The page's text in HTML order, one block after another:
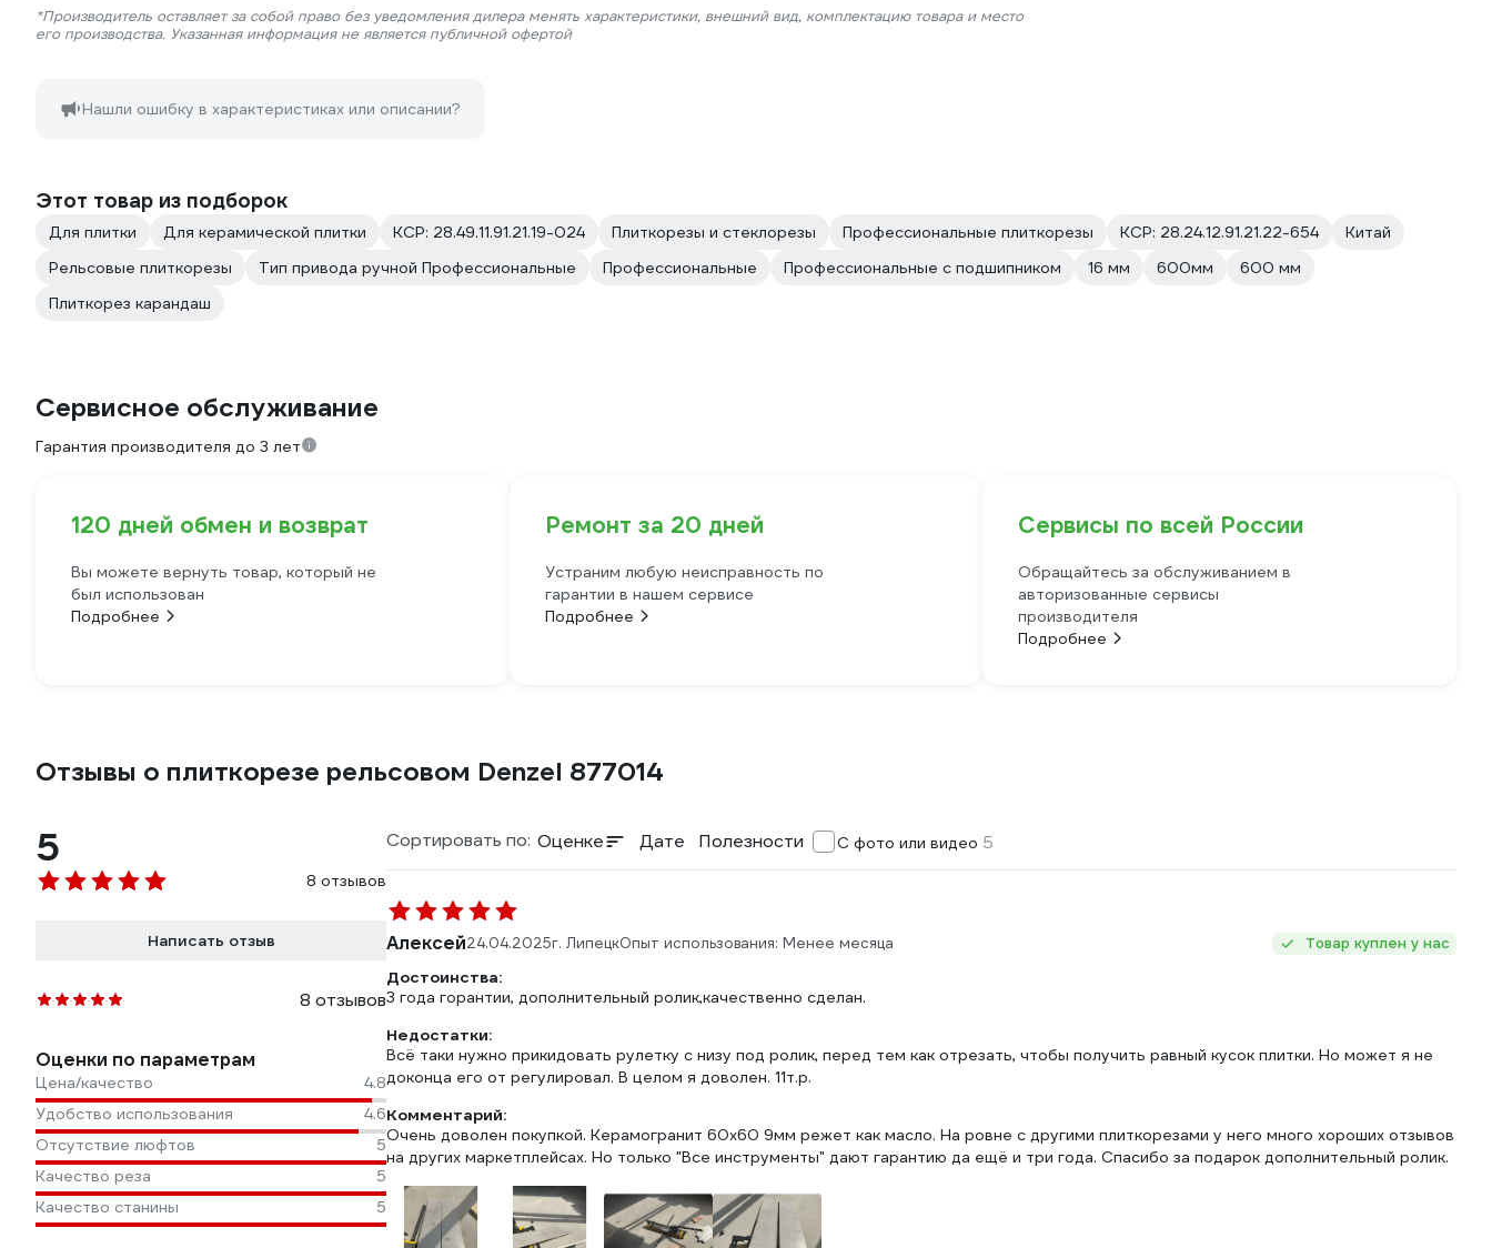
*Производитель оставляет за собой право без уведомления дилера менять характеристики, внешний вид, комплектацию товара и место
его производства. Указанная информация не является публичной офертой
Нашли ошибку в характеристиках или описании?
Этот товар из подборок
Для плитки Для керамической плитки КСР: 28.49.11.91.21.19-024 Плиткорезы и стеклорезы Профессиональные плиткорезы КСР: 28.24.12.91.21.22-654
Китай
Рельсовые плиткорезы
Тип привода ручной Профессиональные Профессиональные Профессиональные с подшипником 16 мм 600мм
600 мм
Плиткорез карандаш
Сервисное обслуживание
Гарантия производителя до 3 лет
120 дней обмен и возврат
Вы можете вернуть товар, который не
был использован
Подробнее
Ремонт за 20 дней
Устраним любую неисправность по
гарантии в нашем сервисе
Подробнее
Сервисы по всей России
Обращайтесь за обслуживанием в
авторизованные сервисы
производителя
Подробнее
Отзывы о плиткорезе рельсовом Denzel 877014
5
8 отзывов
Написать отзыв
8 отзывов
Оценки по параметрам
Цена/качество
4.8
Удобство использования
4.6
Отсутствие люфтов
5
Качество реза
5
Качество станины
5
Сортировать по: Оценке Дате Полезности С фото или видео 5
Алексей24.04.2025г. ЛипецкОпыт использования: Менее месяца Товар куплен у нас
Достоинства:
3 года горантии, дополнительный ролик,качественно сделан.
Недостатки:
Всё таки нужно прикидовать рулетку с низу под ролик, перед тем как отрезать, чтобы получить равный кусок плитки. Но может я не
доконца его от регулировал. В целом я доволен. 11т.р.
Комментарий:
Очень доволен покупкой. Керамогранит 60х60 9мм режет как масло. На ровне с другими плиткорезами у него много хороших отзывов
на других маркетплейсах. Но только "Все инструменты" дают гарантию да ещё и три года. Спасибо за подарок дополнительный ролик.